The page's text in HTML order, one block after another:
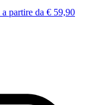
a partire da € 59,90